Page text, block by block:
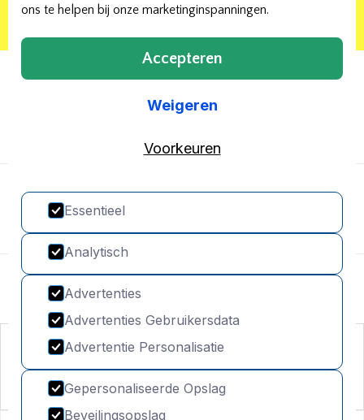
Woensdag: 8:30 tot 12:30 uur
Donderdag: 8:30 tot 14:15 uur
Vrijdag: 8:30 tot 14:15 uur
© Copyright De Horizon
ons te helpen bij onze marketinginspanningen.
Voorkeuren
Weigeren
Accepteren
Essentieel
Analytisch
Advertenties
Advertenties Gebruikersdata
Advertentie Personalisatie
Gepersonaliseerde Opslag
Beveilingsopslag